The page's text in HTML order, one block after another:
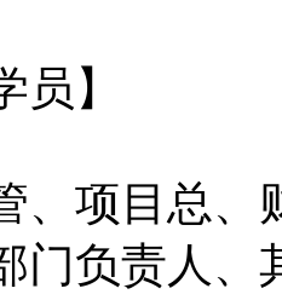
】
项目总、
门负责人、